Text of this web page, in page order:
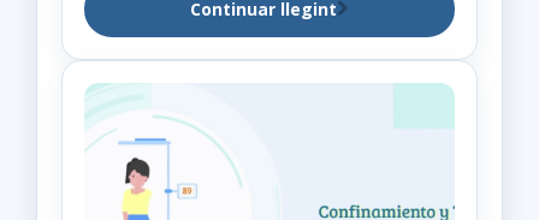
Continuar llegint